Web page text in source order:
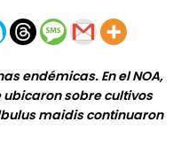
endémicas. En el NOA,
sobre cultivos
maidis continuaron